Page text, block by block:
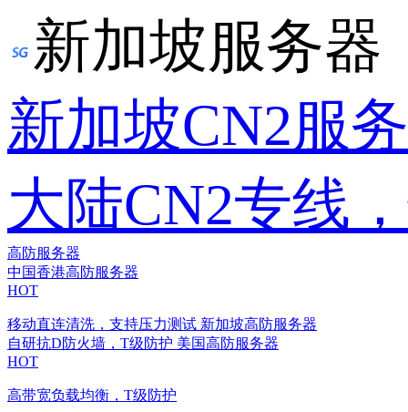
新加坡服务器
新加坡CN2服
大陆CN2专线
高防服务器
中国香港高防服务器
HOT
移动直连清洗，支持压力测试 新加坡高防服务器
自研抗D防火墙，T级防护 美国高防服务器
HOT
高带宽负载均衡，T级防护